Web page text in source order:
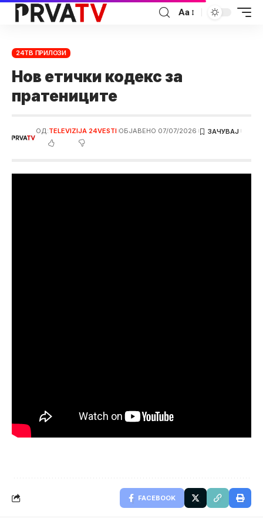
Аа
24ТВ ПРИЛОЗИ
Нов етички кодекс за
пратениците
ОД:TELEVIZIJA 24VESTI ОБЈАВЕНО 07/07/2026
FACEBOOK